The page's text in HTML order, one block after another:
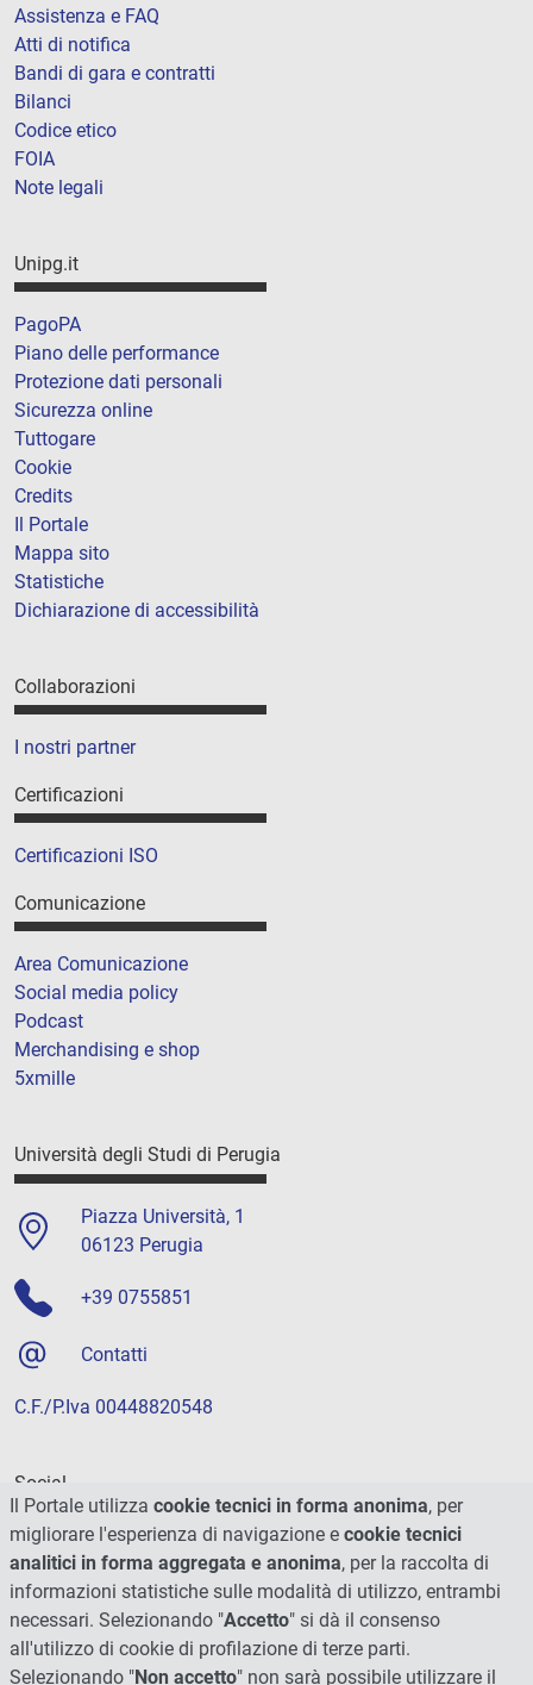
Assistenza e FAQ
Atti di notifica
Bandi di gara e contratti
Bilanci
Codice etico
FOIA
Note legali
Unipg.it
PagoPA
Piano delle performance
Protezione dati personali
Sicurezza online
Tuttogare
Cookie
Credits
Il Portale
Mappa sito
Statistiche
Dichiarazione di accessibilità
Collaborazioni
I nostri partner
Certificazioni
Certificazioni ISO
Comunicazione
Area Comunicazione
Social media policy
Podcast
Merchandising e shop
5xmille
Università degli Studi di Perugia
Piazza Università, 1
06123 Perugia
+39 0755851
Contatti
C.F./P.Iva 00448820548
Social
Il Portale utilizza cookie tecnici in forma anonima, per
migliorare l'esperienza di navigazione e cookie tecnici
analitici in forma aggregata e anonima, per la raccolta di
informazioni statistiche sulle modalità di utilizzo, entrambi
necessari. Selezionando "Accetto" si dà il consenso
all'utilizzo di cookie di profilazione di terze parti.
Selezionando "Non accetto" non sarà possibile utilizzare il